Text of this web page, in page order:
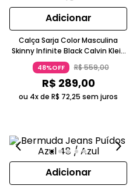
Adicionar
Calça Sarja Color Masculina
Skinny Infinite Black Calvin Klein
- Preto
48%OFF R$559,00
R$ 289,00
ou 4x de R$ 72,25 sem juros
Adicionar